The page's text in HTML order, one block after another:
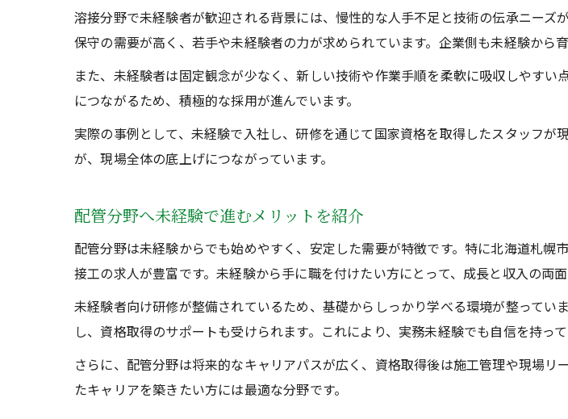
溶接分野で未経験者が歓迎される背景には、慢性的な人手不足と技術の伝承ニー
保守の需要が高く、若手や未経験者の力が求められています。企業側も未経験から
また、未経験者は固定観念が少なく、新しい技術や作業手順を柔軟に吸収しやす
につながるため、積極的な採用が進んでいます。
実際の事例として、未経験で入社し、研修を通じて国家資格を取得したスタッフ
が、現場全体の底上げにつながっています。
配管分野へ未経験で進むメリットを紹介
配管分野は未経験からでも始めやすく、安定した需要が特徴です。特に北海道札
接工の求人が豊富です。未経験から手に職を付けたい方にとって、成長と収入の両面
未経験者向け研修が整備されているため、基礎からしっかり学べる環境が整って
し、資格取得のサポートも受けられます。これにより、実務未経験でも自信を持っ
さらに、配管分野は将来的なキャリアパスが広く、資格取得後は施工管理や現場
たキャリアを築きたい方には最適な分野です。